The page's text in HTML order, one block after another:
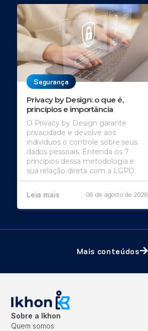
Segurança
Privacy by Design: o que é,
princípios e importância
O Privacy by Design garante
privacidade e devolve aos
indivíduos o controle sobre seus
dados pessoais. Entenda os 7
princípios dessa metodologia e
sua relação direta com a LGPD.
Leia mais 06 de agosto de 2026
Mais conteúdos
Sobre a Ikhon
Quem somos